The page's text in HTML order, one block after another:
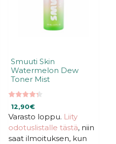
Smuuti Skin
Watermelon Dew
Toner Mist
4.33
5:stä
12,90€
Varasto loppu. Liity
odotuslistalle tästä, niin
saat ilmoituksen, kun